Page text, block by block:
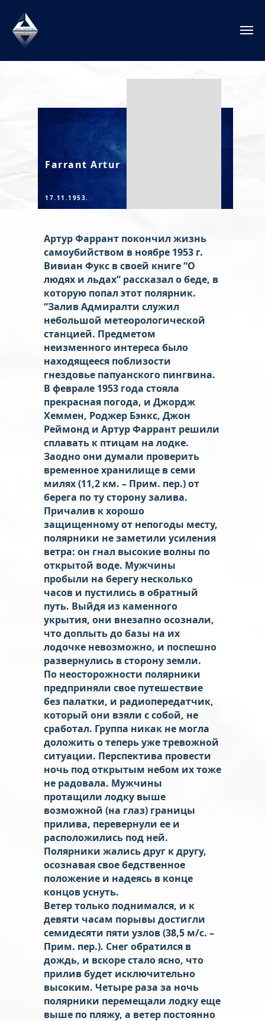
Farrant Artur
17.11.1953.
Артур Фаррант покончил жизнь
самоубийством в ноябре 1953 г.
Вивиан Фукс в своей книге “О
людях и льдах” рассказал о беде, в
которую попал этот полярник.
“Залив Адмиралти служил
небольшой метеорологической
станцией. Предметом
неизменного интереса было
находящееся поблизости
гнездовье папуанского пингвина.
В феврале 1953 года стояла
прекрасная погода, и Джордж
Хеммен, Роджер Бэнкс, Джон
Реймонд и Артур Фаррант решили
сплавать к птицам на лодке.
Заодно они думали проверить
временное хранилище в семи
милях (11,2 км. – Прим. пер.) от
берега по ту сторону залива.
Причалив к хорошо
защищенному от непогоды месту,
полярники не заметили усиления
ветра: он гнал высокие волны по
открытой воде. Мужчины
пробыли на берегу несколько
часов и пустились в обратный
путь. Выйдя из каменного
укрытия, они внезапно осознали,
что доплыть до базы на их
лодочке невозможно, и поспешно
развернулись в сторону земли.
По неосторожности полярники
предприняли свое путешествие
без палатки, и радиопередатчик,
который они взяли с собой, не
сработал. Группа никак не могла
доложить о теперь уже тревожной
ситуации. Перспектива провести
ночь под открытым небом их тоже
не радовала. Мужчины
протащили лодку выше
возможной (на глаз) границы
прилива, перевернули ее и
расположились под ней.
Полярники жались друг к другу,
осознавая свое бедственное
положение и надеясь в конце
концов уснуть.
Ветер только поднимался, и к
девяти часам порывы достигли
семидесяти пяти узлов (38,5 м/с. –
Прим. пер.). Снег обратился в
дождь, и вскоре стало ясно, что
прилив будет исключительно
высоким. Четыре раза за ночь
полярники перемещали лодку еще
выше по пляжу, а ветер постоянно